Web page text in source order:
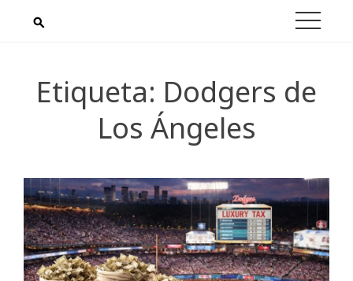
Etiqueta: Dodgers de
Los Ángeles